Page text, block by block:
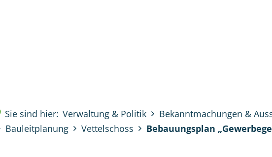
Sie sind hier: Verwaltung & Politik
Bekanntmachungen &
Bauleitplanung
Vettelschoss Bebauungsplan